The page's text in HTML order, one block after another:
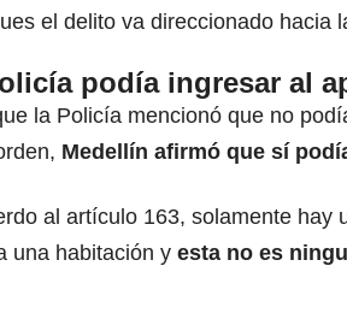
el delito va direccionado hacia
podía ingresar al
la Policía mencionó que no
Medellín afirmó que sí
al artículo 163, solamente hay
una habitación y esta no es